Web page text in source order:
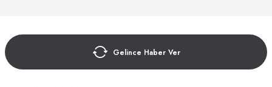
Gelince Haber Ver